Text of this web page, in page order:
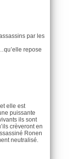
par les
repose
elle est
puissante
ils sont
crèveront en
Ronen
neutralisé.